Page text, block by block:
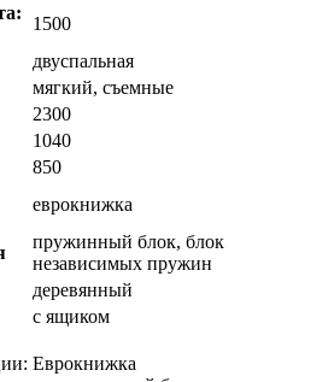
1500
двуспальная
мягкий, съемные
2300
1040
850
еврокнижка
пружинный блок, блок
независимых пружин
деревянный
с ящиком
Еврокнижка